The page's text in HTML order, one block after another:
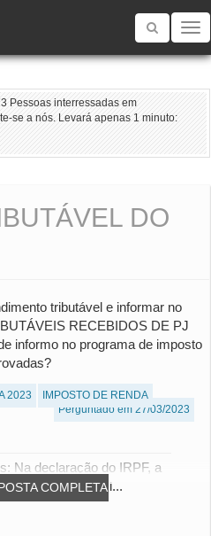
Toggle
Pessoas interressadas em
se a nós. Levará apenas 1 minuto:
DO
tributável e informar no
RECEBIDOS DE PJ
informo no programa de imposto
2023
IMPOSTO DE RENDA
Perguntado em 27/03/2023
COMPLETA
Na declaração do IRPF, a
ficha “Bens e Di...